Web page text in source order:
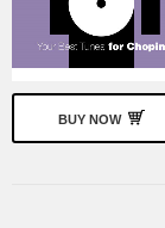
BUY NOW